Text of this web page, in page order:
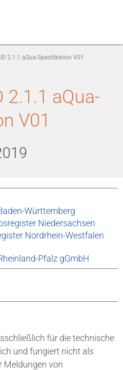
2.1.1 aQua-Spezifikation V01
2.1.1 aQua-
V01
Württemberg
Niedersachsen
Nordrhein-Westfalen
Pfalz gGmbH
für die technische
und fungiert nicht als
Meldungen von